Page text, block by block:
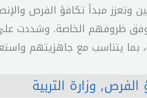
مبدأ تكافؤ الفرص
وفق ظروفهم الخاصة. وشددت
بما يتناسب مع جاهزيتهم
الفرص, وزارة التربية